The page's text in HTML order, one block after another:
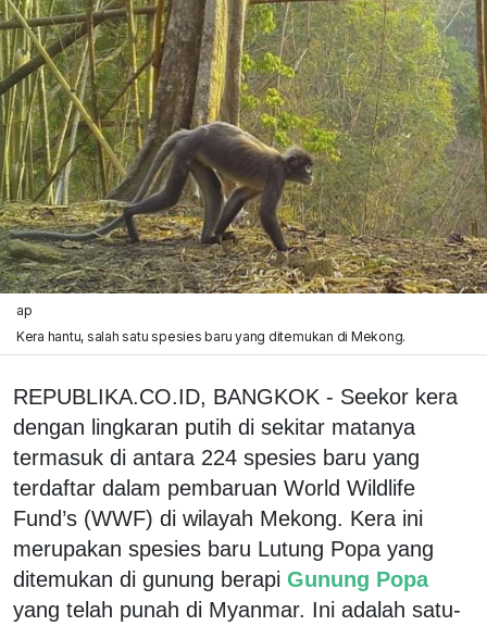
ap
Kera hantu, salah satu spesies baru yang ditemukan di Mekong.
REPUBLIKA.CO.ID, BANGKOK - Seekor kera
dengan lingkaran putih di sekitar matanya
termasuk di antara 224 spesies baru yang
terdaftar dalam pembaruan World Wildlife
Fund’s (WWF) di wilayah Mekong. Kera ini
merupakan spesies baru Lutung Popa yang
ditemukan di gunung berapi Gunung Popa
yang telah punah di Myanmar. Ini adalah satu-